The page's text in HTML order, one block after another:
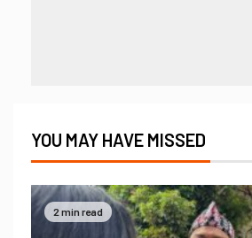
YOU MAY HAVE MISSED
2 min read